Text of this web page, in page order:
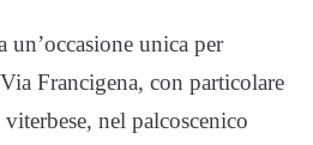
un’occasione unica per
Francigena, con particolare
nel palcoscenico